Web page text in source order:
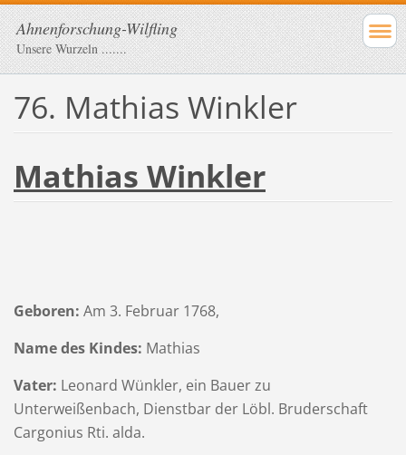
Ahnenforschung-Wilfling
Unsere Wurzeln .......
76. Mathias Winkler
Mathias Winkler
Geboren: Am 3. Februar 1768,
Name des Kindes: Mathias
Vater: Leonard Wünkler, ein Bauer zu
Unterweißenbach, Dienstbar der Löbl. Bruderschaft
Cargonius Rti. alda.